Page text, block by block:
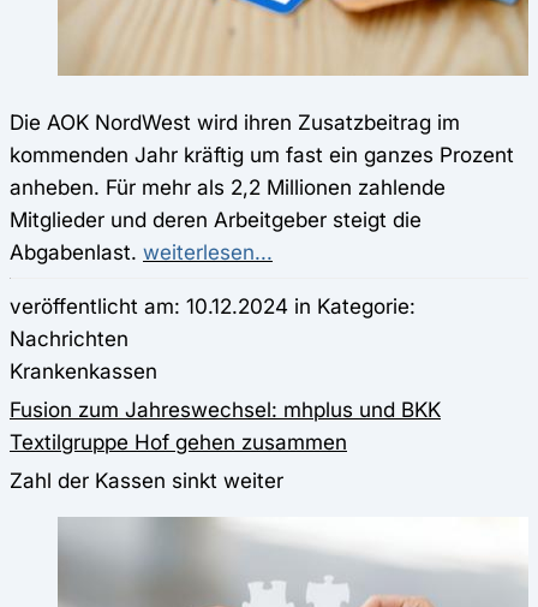
Die AOK NordWest wird ihren Zusatzbeitrag im
kommenden Jahr kräftig um fast ein ganzes Prozent
anheben. Für mehr als 2,2 Millionen zahlende
Mitglieder und deren Arbeitgeber steigt die
Abgabenlast. weiterlesen...
veröffentlicht am: 10.12.2024 in Kategorie:
Nachrichten
Krankenkassen
Fusion zum Jahreswechsel: mhplus und BKK
Textilgruppe Hof gehen zusammen
Zahl der Kassen sinkt weiter